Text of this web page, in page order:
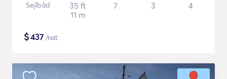
Sejlbåd
35 ft
11 m
7 3 4
$437 /nat